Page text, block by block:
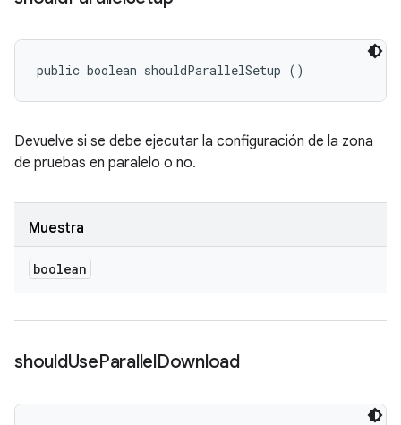
public boolean shouldParallelSetup ()
Devuelve si se debe ejecutar la configuración de la zona
de pruebas en paralelo o no.
Muestra
boolean
shouldUseParallelDownload